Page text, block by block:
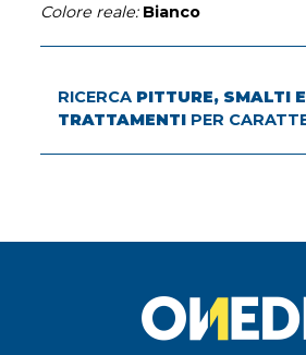
Colore reale: Bianco
RICERCA PITTURE, SMALTI E
TRATTAMENTI PER